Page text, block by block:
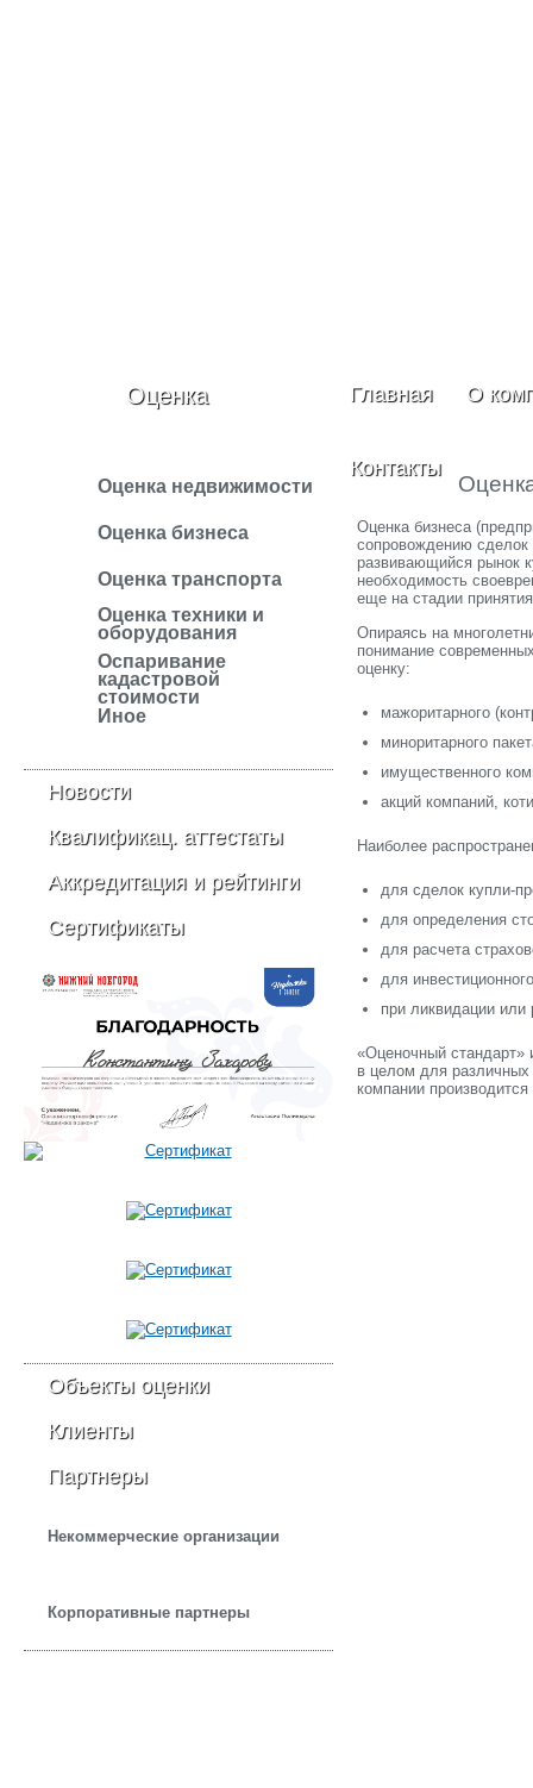
Оценка
Оценка недвижимости
Оценка бизнеса
Оценка транспорта
Оценка техники и
оборудования
Оспаривание
кадастровой
стоимости
Иное
Новости
Квалификац. аттестаты
Аккредитация и рейтинги
Сертификаты
Объекты оценки
Клиенты
Партнеры
Некоммерческие организации
Корпоративные партнеры
Главная О
Контакты
Оценка бизнеса
сопровождению сделок
развивающийся рынок
необходимость
еще на стадии
Опираясь на
понимание
оценку:
мажоритарного
миноритарного
имущественного
акций компаний,
Наиболее
для сделок купли-
для определения
для расчета
для
при ликвидации или
«Оценочный стандарт»
в целом для различных
компании